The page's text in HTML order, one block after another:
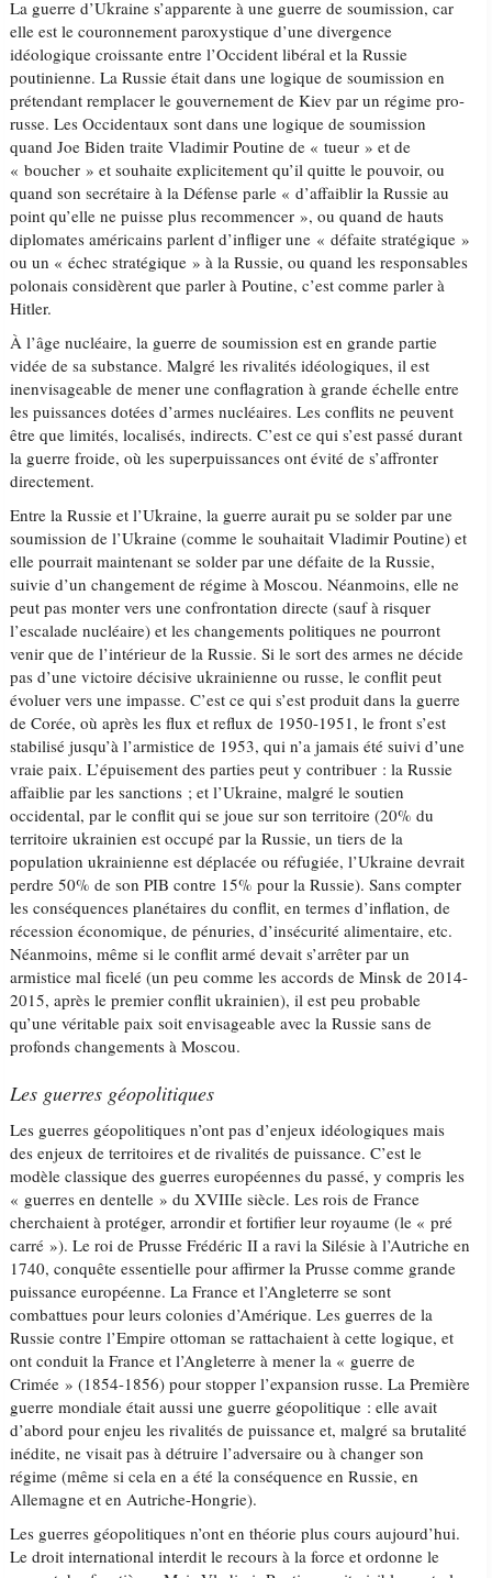
La guerre d’Ukraine s’apparente à une guerre de soumission, car
elle est le couronnement paroxystique d’une divergence
idéologique croissante entre l’Occident libéral et la Russie
poutinienne. La Russie était dans une logique de soumission en
prétendant remplacer le gouvernement de Kiev par un régime pro-
russe. Les Occidentaux sont dans une logique de soumission
quand Joe Biden traite Vladimir Poutine de « tueur » et de
« boucher » et souhaite explicitement qu’il quitte le pouvoir, ou
quand son secrétaire à la Défense parle « d’affaiblir la Russie au
point qu’elle ne puisse plus recommencer », ou quand de hauts
diplomates américains parlent d’infliger une « défaite stratégique »
ou un « échec stratégique » à la Russie, ou quand les responsables
polonais considèrent que parler à Poutine, c’est comme parler à
Hitler.
À l’âge nucléaire, la guerre de soumission est en grande partie
vidée de sa substance. Malgré les rivalités idéologiques, il est
inenvisageable de mener une conflagration à grande échelle entre
les puissances dotées d’armes nucléaires. Les conflits ne peuvent
être que limités, localisés, indirects. C’est ce qui s’est passé durant
la guerre froide, où les superpuissances ont évité de s’affronter
directement.
Entre la Russie et l’Ukraine, la guerre aurait pu se solder par une
soumission de l’Ukraine (comme le souhaitait Vladimir Poutine) et
elle pourrait maintenant se solder par une défaite de la Russie,
suivie d’un changement de régime à Moscou. Néanmoins, elle ne
peut pas monter vers une confrontation directe (sauf à risquer
l’escalade nucléaire) et les changements politiques ne pourront
venir que de l’intérieur de la Russie. Si le sort des armes ne décide
pas d’une victoire décisive ukrainienne ou russe, le conflit peut
évoluer vers une impasse. C’est ce qui s’est produit dans la guerre
de Corée, où après les flux et reflux de 1950-1951, le front s’est
stabilisé jusqu’à l’armistice de 1953, qui n’a jamais été suivi d’une
vraie paix. L’épuisement des parties peut y contribuer : la Russie
affaiblie par les sanctions ; et l’Ukraine, malgré le soutien
occidental, par le conflit qui se joue sur son territoire (20% du
territoire ukrainien est occupé par la Russie, un tiers de la
population ukrainienne est déplacée ou réfugiée, l’Ukraine devrait
perdre 50% de son PIB contre 15% pour la Russie). Sans compter
les conséquences planétaires du conflit, en termes d’inflation, de
récession économique, de pénuries, d’insécurité alimentaire, etc.
Néanmoins, même si le conflit armé devait s’arrêter par un
armistice mal ficelé (un peu comme les accords de Minsk de 2014-
2015, après le premier conflit ukrainien), il est peu probable
qu’une véritable paix soit envisageable avec la Russie sans de
profonds changements à Moscou.
Les guerres géopolitiques
Les guerres géopolitiques n’ont pas d’enjeux idéologiques mais
des enjeux de territoires et de rivalités de puissance. C’est le
modèle classique des guerres européennes du passé, y compris les
« guerres en dentelle » du XVIIIe siècle. Les rois de France
cherchaient à protéger, arrondir et fortifier leur royaume (le « pré
carré »). Le roi de Prusse Frédéric II a ravi la Silésie à l’Autriche en
1740, conquête essentielle pour affirmer la Prusse comme grande
puissance européenne. La France et l’Angleterre se sont
combattues pour leurs colonies d’Amérique. Les guerres de la
Russie contre l’Empire ottoman se rattachaient à cette logique, et
ont conduit la France et l’Angleterre à mener la « guerre de
Crimée » (1854-1856) pour stopper l’expansion russe. La Première
guerre mondiale était aussi une guerre géopolitique : elle avait
d’abord pour enjeu les rivalités de puissance et, malgré sa brutalité
inédite, ne visait pas à détruire l’adversaire ou à changer son
régime (même si cela en a été la conséquence en Russie, en
Allemagne et en Autriche-Hongrie).
Les guerres géopolitiques n’ont en théorie plus cours aujourd’hui.
Le droit international interdit le recours à la force et ordonne le